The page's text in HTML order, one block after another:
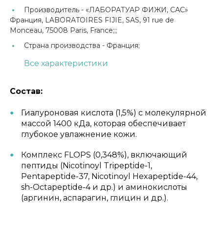
Производитель - «ЛАБОРАТУАР ФИЖИ, САС»
Франция, LABORATOIRES FIJIE, SAS, 91 rue de
Monceau, 75008 Paris, France;;;
Страна производства - Франция;
Все характеристики
Состав:
Гиалуроновая кислота (1,5%) с молекулярной
массой 1400 кДа, которая обеспечивает
глубокое увлажнение кожи.
Комплекс FLOPS (0,348%), включающий
пептиды (Nicotinoyl Tripeptide-1,
Pentapeptide-37, Nicotinoyl Hexapeptide-44,
sh-Octapeptide-4 и др.) и аминокислоты
(аргинин, аспарагин, глицин и др.).